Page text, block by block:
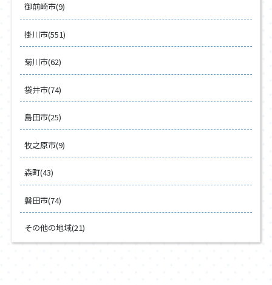
御前崎市(9)
掛川市(551)
菊川市(62)
袋井市(74)
島田市(25)
牧之原市(9)
森町(43)
磐田市(74)
その他の地域(21)